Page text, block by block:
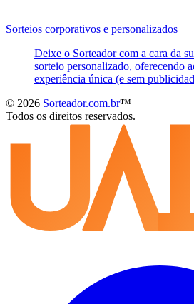
Sorteios corporativos e personalizados
Deixe o Sorteador com a cara da
sorteio personalizado, oferecendo
experiência única (e sem
© 2026 Sorteador.com.br™
Todos os direitos reservados.